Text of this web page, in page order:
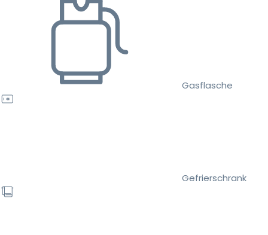
Gasflasche
Gefrierschrank